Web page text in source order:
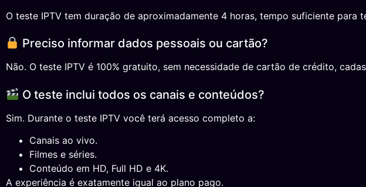
O teste IPTV tem duração de aproximadamente 4 horas, tempo suficiente
Preciso informar dados pessoais ou cartão?
Não. O teste IPTV é 100% gratuito, sem necessidade de cartão de crédito,
O teste inclui todos os canais e conteúdos?
Sim. Durante o teste IPTV você terá acesso completo a:
Canais ao vivo.
Filmes e séries.
Conteúdo em HD, Full HD e 4K.
A experiência é exatamente igual ao plano pago.